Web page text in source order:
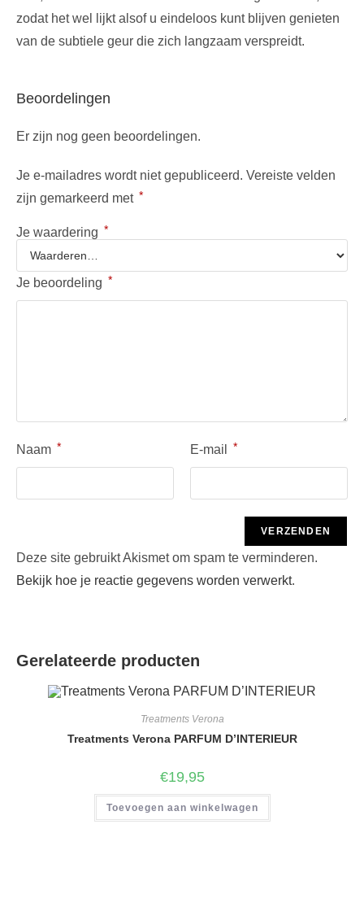
zodat het wel lijkt alsof u eindeloos kunt blijven genieten
van de subtiele geur die zich langzaam verspreidt.
Beoordelingen
Er zijn nog geen beoordelingen.
Je e-mailadres wordt niet gepubliceerd. Vereiste velden
zijn gemarkeerd met *
Je waardering *
Je beoordeling *
Naam * E-mail *
Deze site gebruikt Akismet om spam te verminderen.
Bekijk hoe je reactie gegevens worden verwerkt.
Gerelateerde producten
Treatments Verona
Treatments Verona PARFUM D’INTERIEUR
€19,95
Toevoegen aan winkelwagen